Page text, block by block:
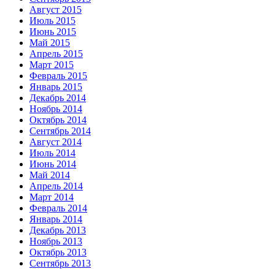
Август 2015
Июль 2015
Июнь 2015
Май 2015
Апрель 2015
Март 2015
Февраль 2015
Январь 2015
Декабрь 2014
Ноябрь 2014
Октябрь 2014
Сентябрь 2014
Август 2014
Июль 2014
Июнь 2014
Май 2014
Апрель 2014
Март 2014
Февраль 2014
Январь 2014
Декабрь 2013
Ноябрь 2013
Октябрь 2013
Сентябрь 2013